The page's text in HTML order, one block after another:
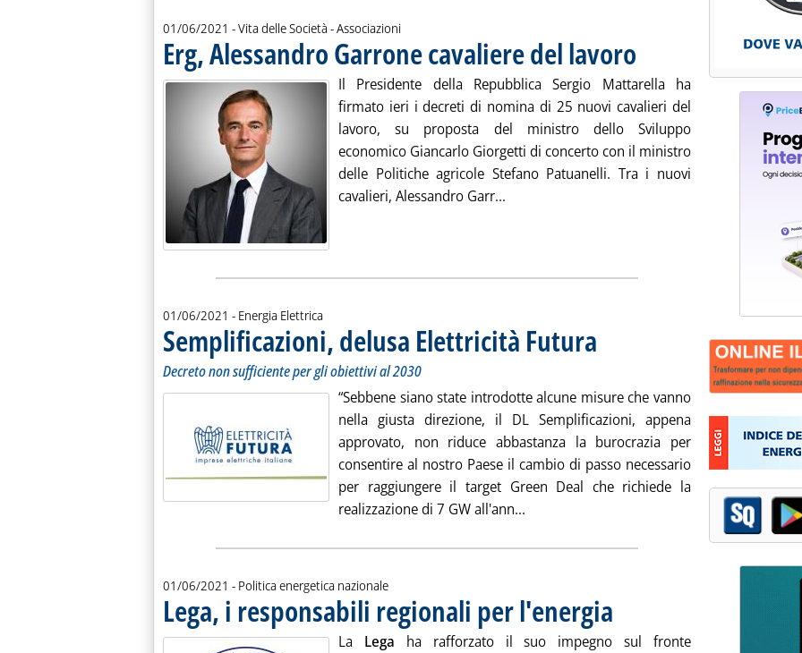
01/06/2021 - Vita delle Società - Associazioni
Erg, Alessandro Garrone cavaliere del lavoro . Pubblicata martedì 01 giugno 2021
Il Presidente della Repubblica Sergio Mattarella ha
firmato ieri i decreti di nomina di 25 nuovi cavalieri del
lavoro, su proposta del ministro dello Sviluppo
economico Giancarlo Giorgetti di concerto con il ministro
delle Politiche agricole Stefano Patuanelli. Tra i nuovi
cavalieri, Alessandro Garr... Leggi tutta la notizia: 'Erg, Alessandro
01/06/2021 - Energia Elettrica
Semplificazioni, delusa Elettricità Futura
Decreto non sufficiente per gli obiettivi al 2030
“Sebbene siano state introdotte alcune misure che vanno
nella giusta direzione, il DL Semplificazioni, appena
approvato, non riduce abbastanza la burocrazia per
consentire al nostro Paese il cambio di passo necessario
per raggiungere il target Green Deal che richiede la
realizzazione di 7 GW all'ann... Leggi tutta la notizia: 'Semplificazioni,
01/06/2021 - Politica energetica nazionale
Lega, i responsabili regionali per l'energia . Pubblicata martedì 01 giugno 2021 alle
La Lega ha rafforzato il suo impegno sul fronte